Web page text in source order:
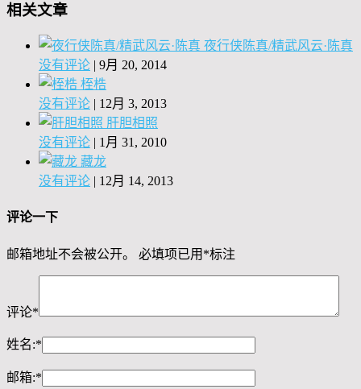
相关文章
夜行侠陈真/精武风云·陈真
没有评论 | 9月 20, 2014
桎梏
没有评论 | 12月 3, 2013
肝胆相照
没有评论 | 1月 31, 2010
藏龙
没有评论 | 12月 14, 2013
评论一下
邮箱地址不会被公开。 必填项已用 *标注
评论*
姓名:*
邮箱:*